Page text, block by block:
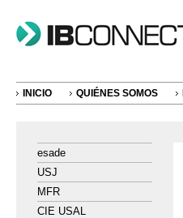
INICIO QUIÉNES SOMOS
esade
USJ
MFR
CIE USAL